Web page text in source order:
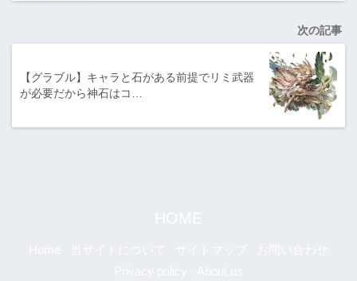
次の記事
【グラブル】キャラと石がある前提でリミ武器
が必要だから神石はコ…